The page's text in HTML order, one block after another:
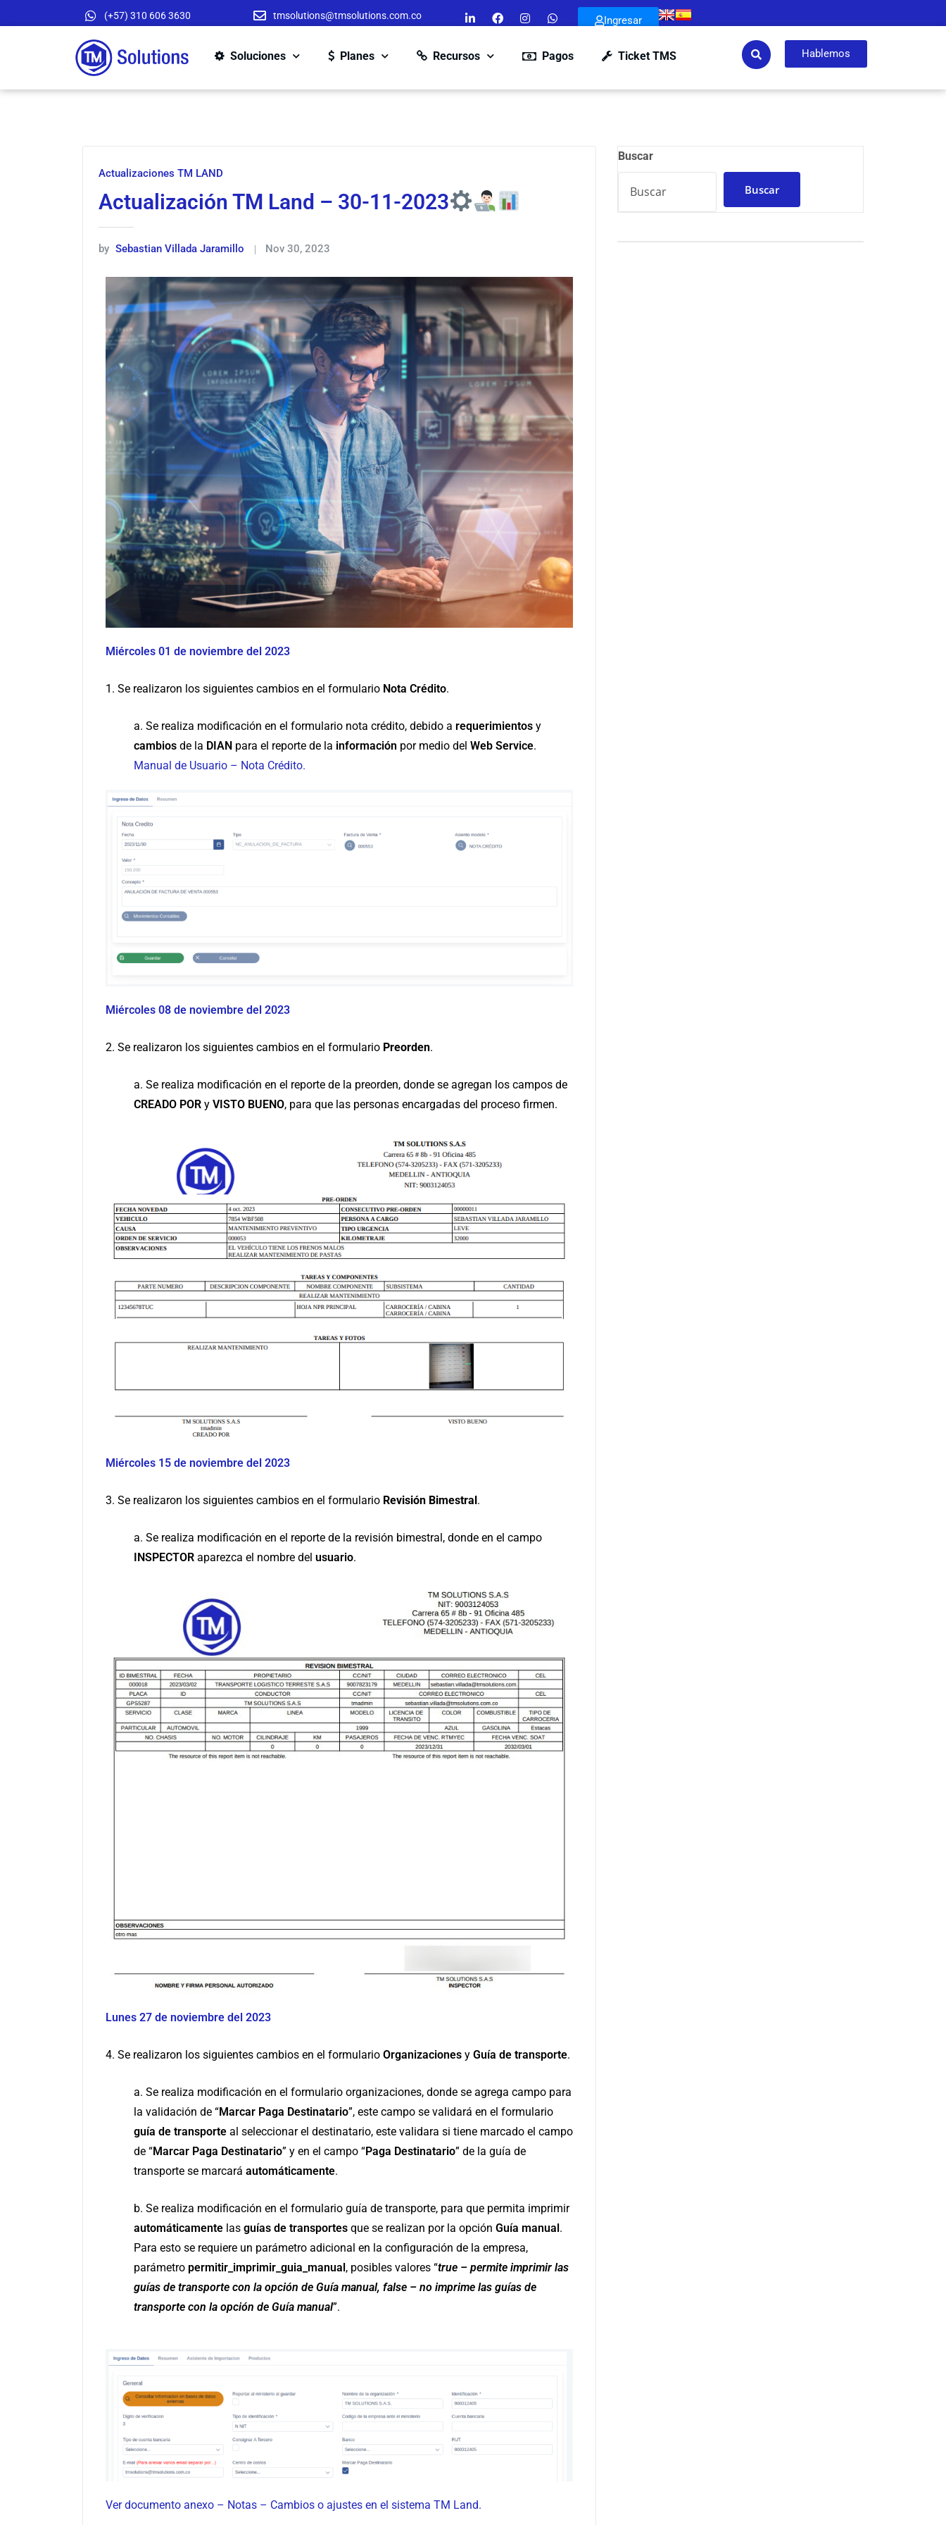
(+57) 310 606 3630 tmsolutions@tmsolutions.com.co Ingresar
Soluciones Planes Recursos Pagos Ticket TMS Hablemos
Actualizaciones TM LAND
Actualización TM Land – 30-11-2023
by Sebastian Villada Jaramillo Nov 30, 2023
Miércoles 01 de noviembre del 2023
1. Se realizaron los siguientes cambios en el formulario Nota Crédito.
a. Se realiza modificación en el formulario nota crédito, debido a requerimientos y
cambios de la DIAN para el reporte de la información por medio del Web Service.
Manual de Usuario – Nota Crédito.
Miércoles 08 de noviembre del 2023
2. Se realizaron los siguientes cambios en el formulario Preorden.
a. Se realiza modificación en el reporte de la preorden, donde se agregan los campos de
CREADO POR y VISTO BUENO, para que las personas encargadas del proceso firmen.
Miércoles 15 de noviembre del 2023
3. Se realizaron los siguientes cambios en el formulario Revisión Bimestral .
a. Se realiza modificación en el reporte de la revisión bimestral, donde en el campo
INSPECTOR aparezca el nombre del usuario.
Lunes 27 de noviembre del 2023
4. Se realizaron los siguientes cambios en el formulario Organizaciones y Guía de transporte.
a. Se realiza modificación en el formulario organizaciones, donde se agrega campo para
la validación de “Marcar Paga Destinatario”, este campo se validará en el formulario
guía de transporte al seleccionar el destinatario, este validara si tiene marcado el campo
de “Marcar Paga Destinatario” y en el campo “Paga Destinatario” de la guía de
transporte se marcará automáticamente.
b. Se realiza modificación en el formulario guía de transporte, para que permita imprimir
automáticamente las guías de transportes que se realizan por la opción Guía manual .
Para esto se requiere un parámetro adicional en la configuración de la empresa,
parámetro permitir_imprimir_guia_manual , posibles valores “true – permite imprimir las
guías de transporte con la opción de Guía manual, false – no imprime las guías de
transporte con la opción de Guía manual”.
Ver documento anexo – Notas – Cambios o ajustes en el sistema TM Land.
Buscar
Buscar